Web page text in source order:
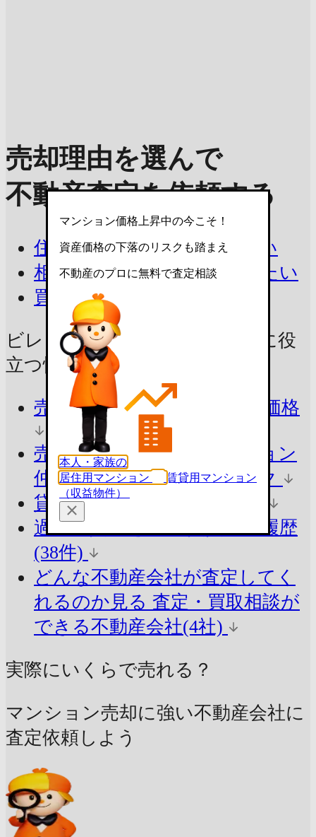
売却理由を選んで
不動産査定を依頼する
住み替えで今の家を売りたい
相続したマンションを売りたい
買取を相談したい
ビレッジハウス相野1棟の売却に役
立つ情報をチェック！
売ったらいくら？ 参考査定価格
売却の方法でシミュレーション
仲介と買取の違いをチェック
貸したらいくら？
過去の賃料を知る賃貸掲載履歴
(38件)
どんな不動産会社が査定してく
れるのか見る 査定・買取相談が
できる不動産会社(4社)
実際にいくらで売れる？
マンション売却に強い不動産会社に
査定依頼しよう
マンション価格上昇中の今こそ！
資産価格の下落のリスクも踏まえ
不動産のプロに無料で査定相談
本人・家族の
居住用マンション
賃貸用マンション
（収益物件）